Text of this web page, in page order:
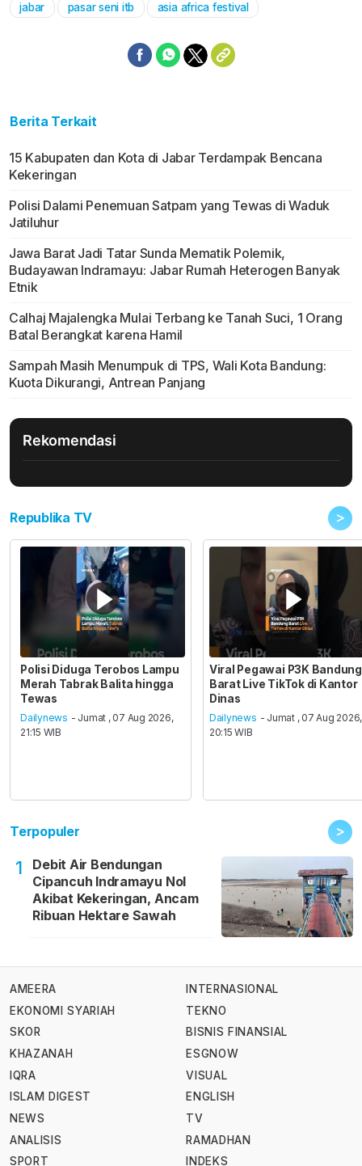
jabar pasar seni itb asia africa festival
Berita Terkait
15 Kabupaten dan Kota di Jabar Terdampak Bencana
Kekeringan
Polisi Dalami Penemuan Satpam yang Tewas di Waduk
Jatiluhur
Jawa Barat Jadi Tatar Sunda Mematik Polemik,
Budayawan Indramayu: Jabar Rumah Heterogen Banyak
Etnik
Calhaj Majalengka Mulai Terbang ke Tanah Suci, 1 Orang
Batal Berangkat karena Hamil
Sampah Masih Menumpuk di TPS, Wali Kota Bandung:
Kuota Dikurangi, Antrean Panjang
Rekomendasi
Republika TV >
Polisi Diduga Terobos Lampu
Merah Tabrak Balita hingga
Tewas
Dailynews - Jumat , 07 Aug 2026,
21:15 WIB
Viral Pegawai P3K Bandung
Barat Live TikTok di Kantor
Dinas
Dailynews - Jumat , 07 Aug 2026,
20:15 WIB
Terpopuler >
1
Debit Air Bendungan
Cipancuh Indramayu Nol
Akibat Kekeringan, Ancam
Ribuan Hektare Sawah
AMEERA
EKONOMI SYARIAH
SKOR
KHAZANAH
IQRA
ISLAM DIGEST
NEWS
ANALISIS
SPORT
INTERNASIONAL
TEKNO
BISNIS FINANSIAL
ESGNOW
VISUAL
ENGLISH
TV
RAMADHAN
INDEKS